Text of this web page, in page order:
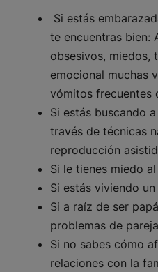
Si estás
te encuentras bien:
obsesivos, miedos,
emocional muchas
vómitos frecuentes
Si estás buscando
través de técnicas
reproducción
Si le tienes miedo
Si estás viviendo
Si a raíz de ser
problemas de
Si no sabes cómo
relaciones con la